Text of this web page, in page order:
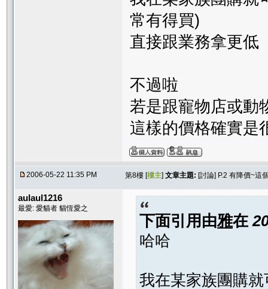
常有得買)
直接跟業務拿更低
不過啦
若是跟寵物店或動
這樣的價格確實是
2006-05-22 11:35 PM 第8樓 [樓主] 文章主題: [討論] P.2 有降價~這
aulaul1216
最愛: 愛貓者 貓恆愛之
下面引用由雅在
哈哈
我在某家族團購